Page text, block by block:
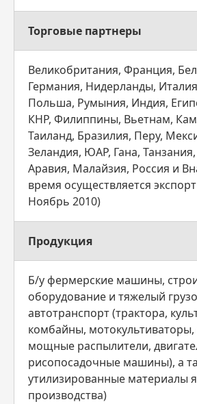
Торговые партнеры
Великобритания, Франция,
Германия, Нидерланды,
Польша, Румыния, Индия,
КНР, Филиппины, Вьетнам,
Таиланд, Бразилия, Перу,
Зеландия, ЮАР, Гана,
Аравия, Малайзия, Россия и
время осуществляется
Ноябрь 2010)
Продукция
Б/у фермерские машины,
оборудование и тяжелый
автотранспорт (трактора,
комбайны, мотокультиваторы,
мощные распылители,
рисопосадочные машины), а
утилизированные материалы
производства)